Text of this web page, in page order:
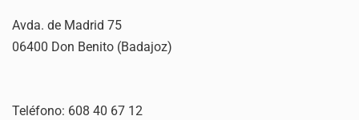
Avda. de Madrid 75
06400 Don Benito (Badajoz)
Teléfono: 608 40 67 12